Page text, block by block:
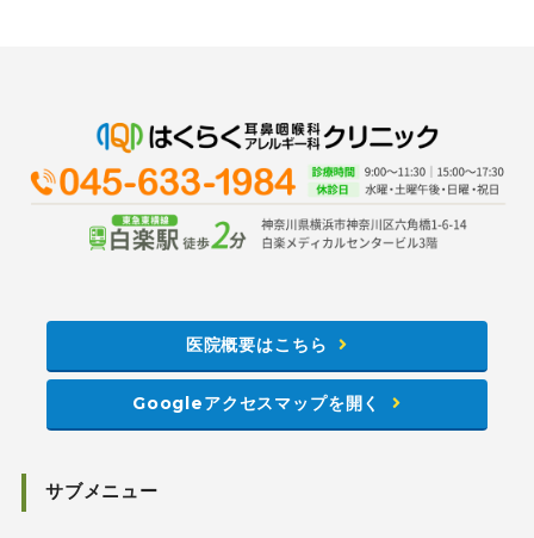
医院概要はこちら
Googleアクセスマップを開く
サブメニュー